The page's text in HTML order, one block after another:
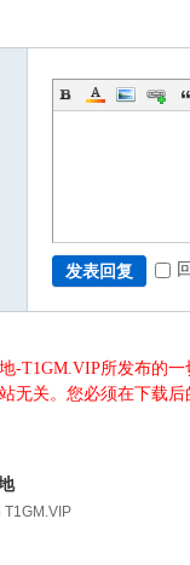
发表回复
-T1GM.VIP所发布的
无关。您必须在下载